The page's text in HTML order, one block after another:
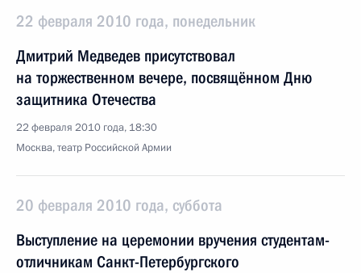
22 февраля 2010 года, понедельник
Дмитрий Медведев присутствовал
на торжественном вечере, посвящённом Дню
защитника Отечества
22 февраля 2010 года, 18:30
Москва, театр Российской Армии
20 февраля 2010 года, суббота
Выступление на церемонии вручения студентам-
отличникам Санкт-Петербургского